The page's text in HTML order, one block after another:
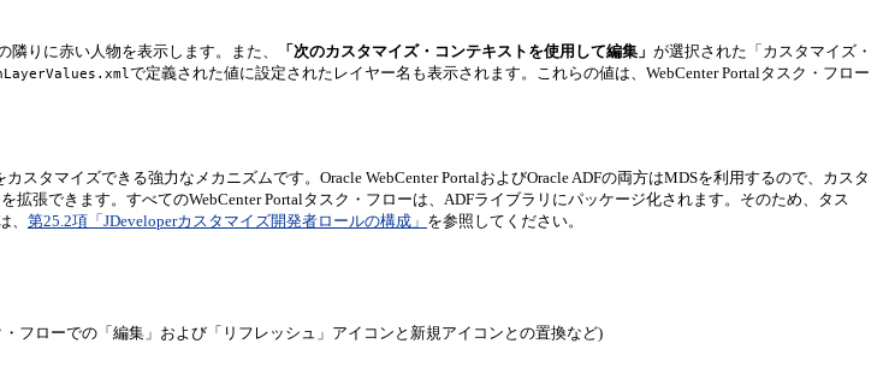
りに赤い人物を表示します。また、 「次のカスタマイズ・コンテキストを使用して編集」 が選択された「カスタマイズ・
で定義された値に設定されたレイヤー名も表示されます。これらの値は、WebCenter Portalタスク・フロー
タマイズできる強力なメカニズムです。Oracle WebCenter PortalおよびOracle ADFの両方はMDSを利用するので、カスタ
拡張できます。すべてのWebCenter Portalタスク・フローは、ADFライブラリにパッケージ化されます。そのため、タス
、 第25.2項「JDeveloperカスタマイズ開発者ロールの構成」 を参照してください。
フローでの「編集」および「リフレッシュ」アイコンと新規アイコンとの置換など)